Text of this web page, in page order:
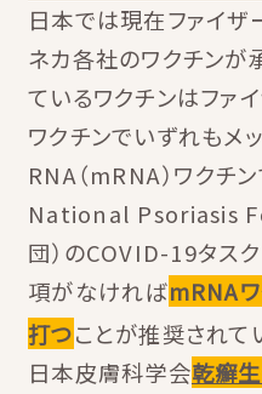
日本では現在ファイザ
ネカ各社のワクチンが
ているワクチンはファ
ワクチンでいずれもメ
RNA（mRNA）ワクチン
National Psoriasis
団）のCOVID-19タス
項がなければmRNA
打つことが推奨されて
日本皮膚科学会乾癬